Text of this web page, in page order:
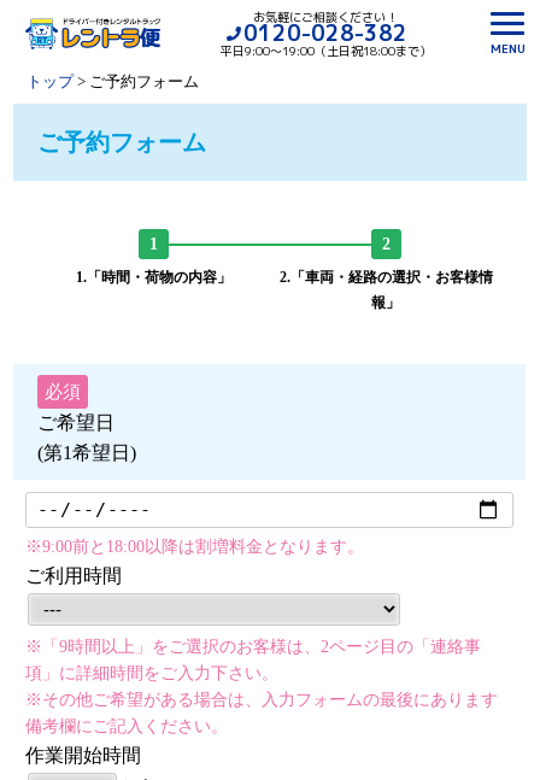
お気軽にご相談ください！
0120-028-382
平日9:00〜19:00（土日祝18:00まで）
MENU
トップ> ご予約フォーム
ご予約フォーム
1.「時間・荷物の内容」
2.「車両・経路の選択・お客様情
報」
必須
ご希望日
(第1希望日)
※9:00前と18:00以降は割増料金となります。
ご利用時間
※「9時間以上」をご選択のお客様は、2ページ目の「連絡事
項」に詳細時間をご入力下さい。
※その他ご希望がある場合は、入力フォームの最後にあります
備考欄にご記入ください。
作業開始時間